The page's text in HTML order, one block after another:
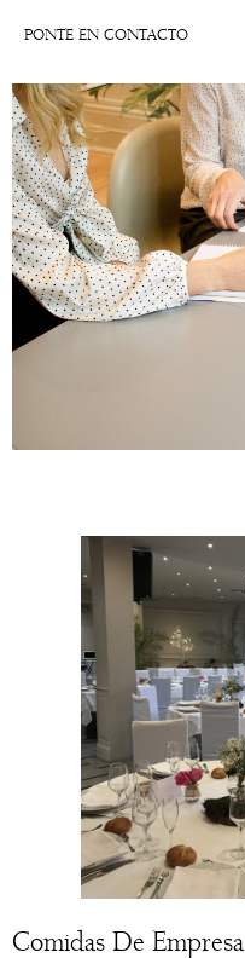
PONTE EN CONTACTO
Comidas De Empresa